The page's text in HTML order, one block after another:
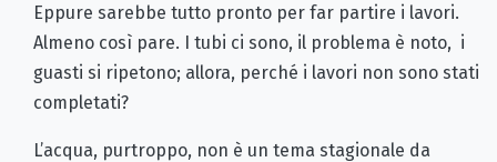
Eppure sarebbe tutto pronto per far partire i lavori.
Almeno così pare. I tubi ci sono, il problema è noto, i
guasti si ripetono; allora, perché i lavori non sono stati
completati?
L’acqua, purtroppo, non è un tema stagionale da